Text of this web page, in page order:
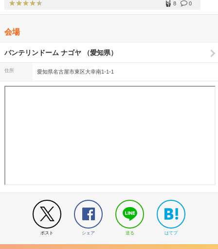
最後の挨拶も無し？ と、驚かされる事ばかりでしたが 次回の告知に
も驚きました。
0
8
会場
バンテリンドーム ナゴヤ （愛知県）
住所 愛知県名古屋市東区大幸南1-1-1
ポスト シェア 送る はてブ